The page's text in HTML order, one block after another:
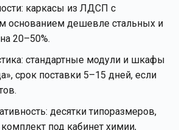
каркасы из ЛДСП с
основанием дешевле стальных и
20–50%.
стандартные модули и шкафы
срок поставки 5–15 дней, если
десятки типоразмеров,
под кабинет химии,